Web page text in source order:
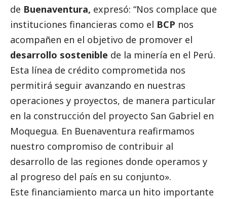
de Buenaventura, expresó: “Nos complace que
instituciones financieras como el BCP nos
acompañen en el objetivo de promover el
desarrollo sostenible de la minería en el Perú.
Esta línea de crédito comprometida nos
permitirá seguir avanzando en nuestras
operaciones y proyectos, de manera particular
en la construcción del proyecto San Gabriel en
Moquegua. En Buenaventura reafirmamos
nuestro compromiso de contribuir al
desarrollo de las regiones donde operamos y
al progreso del país en su conjunto».
Este financiamiento marca un hito importante